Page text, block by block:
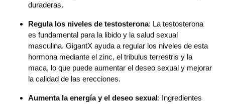
duraderas.
Regula los niveles de testosterona: La testosterona
es fundamental para la libido y la salud sexual
masculina. GigantX ayuda a regular los niveles de esta
hormona mediante el zinc, el tribulus terrestris y la
maca, lo que puede aumentar el deseo sexual y mejorar
la calidad de las erecciones.
Aumenta la energía y el deseo sexual: Ingredientes